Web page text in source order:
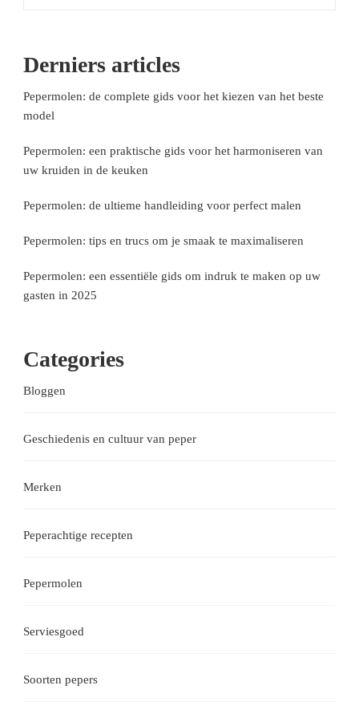
Derniers articles
Pepermolen: de complete gids voor het kiezen van het beste
model
Pepermolen: een praktische gids voor het harmoniseren van
uw kruiden in de keuken
Pepermolen: de ultieme handleiding voor perfect malen
Pepermolen: tips en trucs om je smaak te maximaliseren
Pepermolen: een essentiële gids om indruk te maken op uw
gasten in 2025
Categories
Bloggen
Geschiedenis en cultuur van peper
Merken
Peperachtige recepten
Pepermolen
Serviesgoed
Soorten pepers